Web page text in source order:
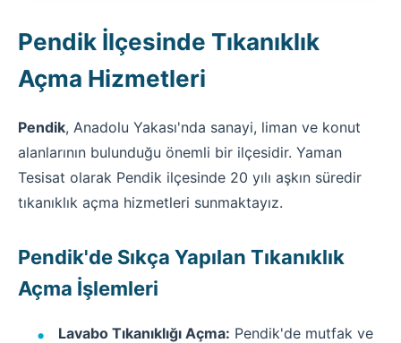
Pendik İlçesinde Tıkanıklık
Açma Hizmetleri
Pendik, Anadolu Yakası'nda sanayi, liman ve konut
alanlarının bulunduğu önemli bir ilçesidir. Yaman
Tesisat olarak Pendik ilçesinde 20 yılı aşkın süredir
tıkanıklık açma hizmetleri sunmaktayız.
Pendik'de Sıkça Yapılan Tıkanıklık
Açma İşlemleri
Lavabo Tıkanıklığı Açma: Pendik'de mutfak ve